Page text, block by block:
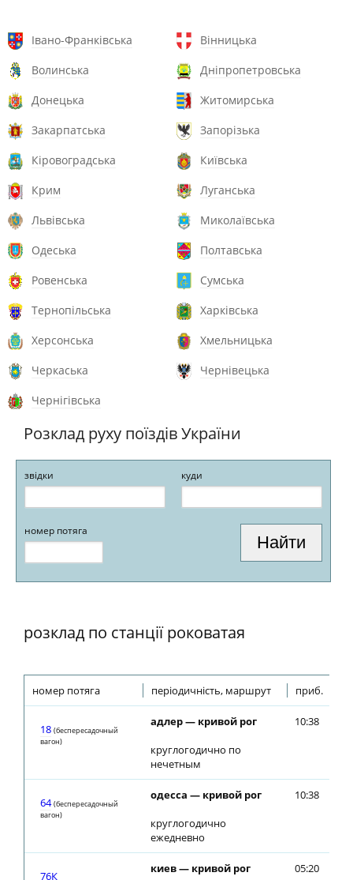
Івано-Франківська
Вінницька
Волинська
Дніпропетровська
Донецька
Житомирська
Закарпатська
Запорізька
Кіровоградська
Київська
Крим
Луганська
Львівська
Миколаївська
Одеська
Полтавська
Ровенська
Сумська
Тернопільська
Харківська
Херсонська
Хмельницька
Черкаська
Чернівецька
Чернігівська
Розклад руху поїздів України
звідки куди
номер потяга
розклад по станції роковатая
номер потяга періодичність, маршрут приб.
18 (беспересадочный
вагон)
адлер — кривой рог
круглогодично по
нечетным
10:38
64 (беспересадочный
вагон)
одесса — кривой рог
круглогодично
ежедневно
10:38
76К
киев — кривой рог 05:20